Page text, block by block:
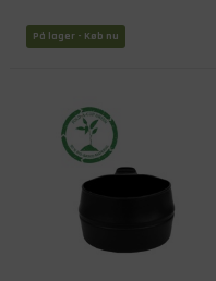
På lager - Køb nu